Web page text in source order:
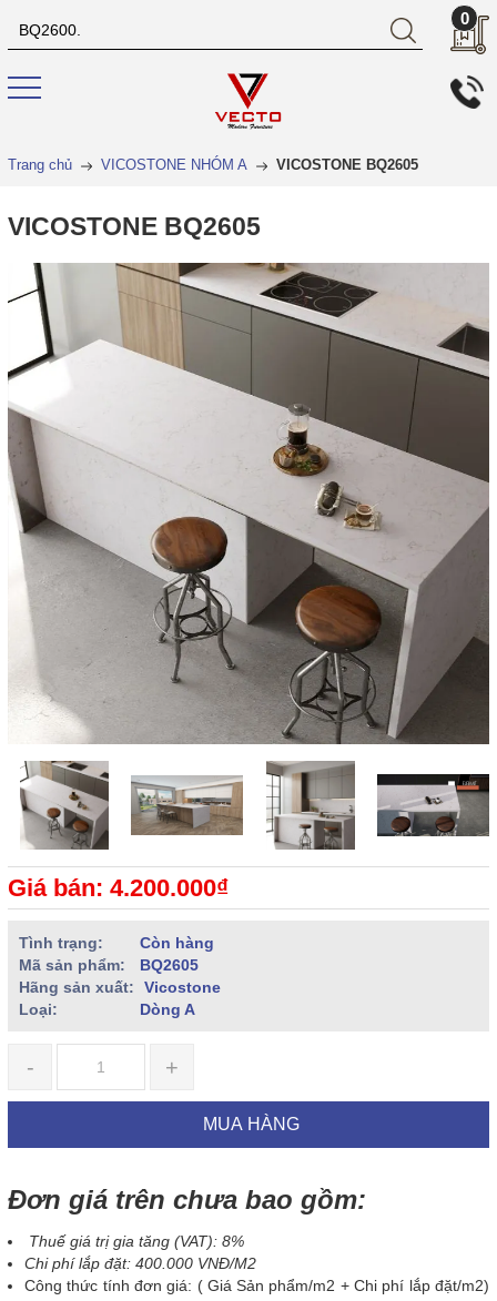
0
Trang chủ VICOSTONE NHÓM A VICOSTONE BQ2605
VICOSTONE BQ2605
Giá bán: 4.200.000₫
Tình trạng:
Còn hàng
Mã sản phẩm:
BQ2605
Hãng sản xuất:
Vicostone
Loại:
Dòng A
- +
MUA HÀNG
Đơn giá trên chưa bao gồm:
Thuế giá trị gia tăng (VAT): 8%
Chi phí lắp đặt: 400.000 VNĐ/M2
Công thức tính đơn giá: ( Giá Sản phẩm/m2 + Chi phí lắp đặt/m2)